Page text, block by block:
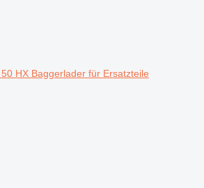
HX Baggerlader für Ersatzteile